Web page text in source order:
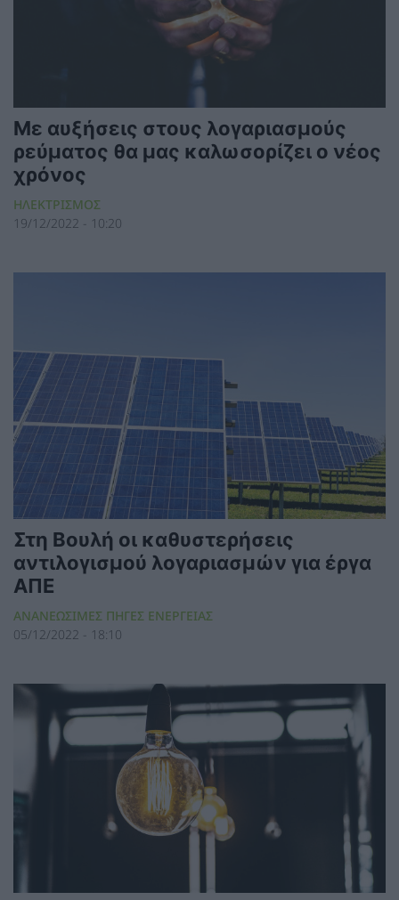
Με αυξήσεις στους λογαριασμούς
ρεύματος θα μας καλωσορίζει ο νέος
χρόνος
ΗΛΕΚΤΡΙΣΜΟΣ
19/12/2022 - 10:20
Στη Βουλή οι καθυστερήσεις
αντιλογισμού λογαριασμών για έργα
ΑΠΕ
ΑΝΑΝΕΩΣΙΜΕΣ ΠΗΓΕΣ ΕΝΕΡΓΕΙΑΣ
05/12/2022 - 18:10